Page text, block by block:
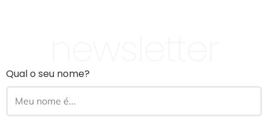
Qual o seu nome?